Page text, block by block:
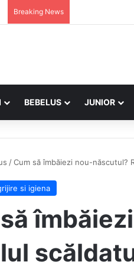
Breaking News
BEBELUS JUNIOR
/Cum să îmbăiezi nou-născutul?
si igiena